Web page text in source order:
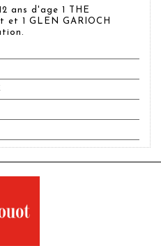
ans d'age 1 THE
et 1 GLEN GARIOCH